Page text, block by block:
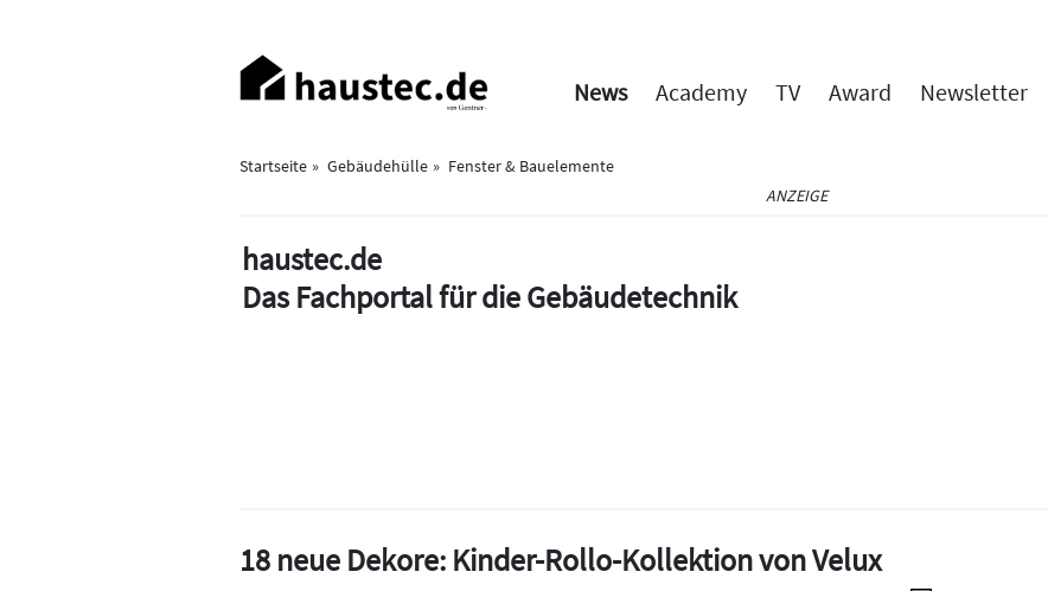
Haupt-
Navigation
News Academy TV Award Newsletter
Startseite Gebäudehülle
Fenster & Bauelemente
ANZEIGE
haustec.de
Das Fachportal für die Gebäudetechnik
18 neue Dekore: Kinder-Rollo-Kollektion von Velux